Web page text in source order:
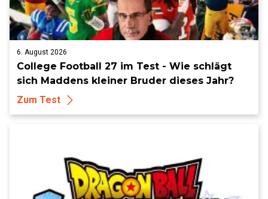
6. August 2026
College Football 27 im Test - Wie schlägt
sich Maddens kleiner Bruder dieses Jahr?
Zum Test